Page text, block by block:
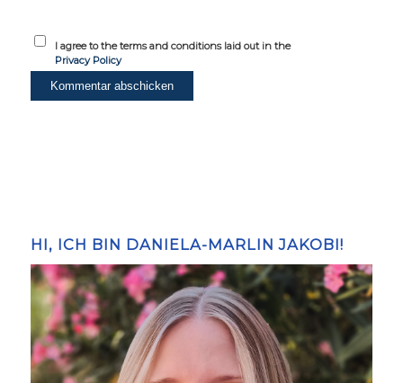
I agree to the terms and conditions laid out in the
Privacy Policy
HI, ICH BIN DANIELA-MARLIN JAKOBI!